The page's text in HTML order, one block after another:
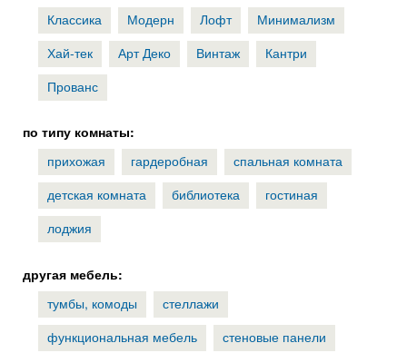
Классика
Модерн Лофт
Минимализм
Хай-тек
Арт Деко Винтаж
Кантри
Прованс
по типу комнаты:
прихожая
гардеробная
спальная комната
детская комната
библиотека
гостиная
лоджия
другая мебель:
тумбы, комоды
стеллажи
функциональная мебель
стеновые панели